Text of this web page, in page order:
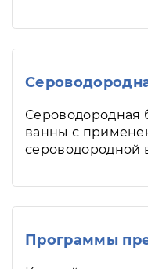
Сероводородная
ванны с
сероводородной
Программы